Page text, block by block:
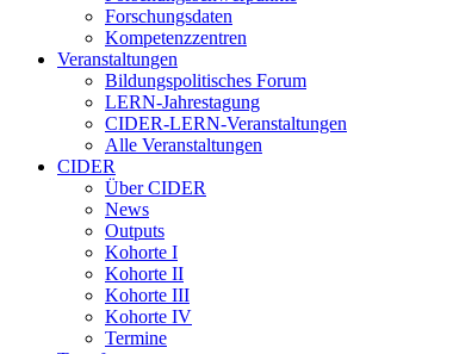
Forschungsdaten
Kompetenzzentren
Veranstaltungen
Bildungspolitisches Forum
LERN-Jahrestagung
CIDER-LERN-Veranstaltungen
Alle Veranstaltungen
CIDER
Über CIDER
News
Outputs
Kohorte I
Kohorte II
Kohorte III
Kohorte IV
Termine